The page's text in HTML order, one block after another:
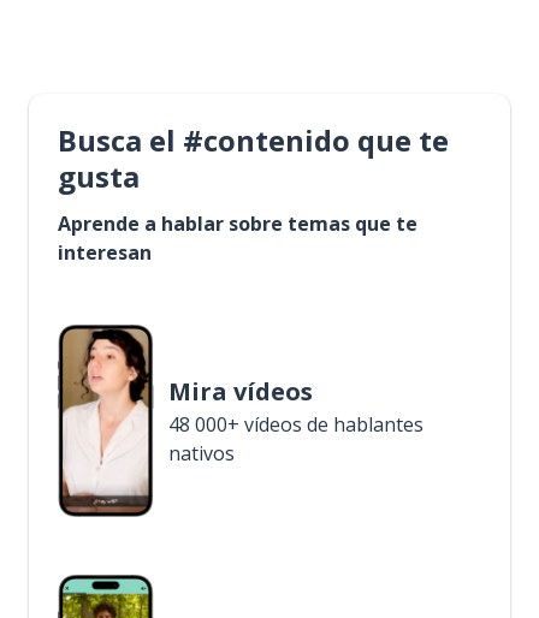
Busca el #contenido que te
gusta
Aprende a hablar sobre temas que te
interesan
Mira vídeos
48 000+ vídeos de hablantes
nativos